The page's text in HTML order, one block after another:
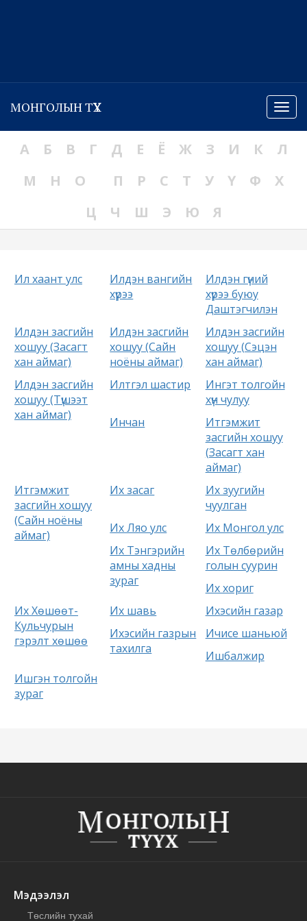
Menu
МОНГОЛЫН ТҮҮХ
А Б В Г Д Е Ё Ж З И К
Л
М
Н О П Р С Т У Ү Ф
Х
Ц
Ч Ш Э Ю Я
Ил хаант улс
Илдэн вангийн
хүрээ
Илдэн гүний
хүрээ буюу
Даштэгчилэн
Илдэн засгийн
хошуу (Засагт
хан аймаг)
Илдэн засгийн
хошуу (Сайн
ноёны аймаг)
Илдэн засгийн
хошуу (Сэцэн
хан аймаг)
Илдэн засгийн
хошуу (Түшээт
хан аймаг)
Илтгэл шастир
Ингэт толгойн
хүн чулуу
Инчан
Итгэмжит
засгийн хошуу
(Засагт хан
аймаг)
Итгэмжит
засгийн хошуу
(Сайн ноёны
аймаг)
Их засаг
Их зуугийн
чуулган
Их Ляо улс
Их Монгол улс
Их Тэнгэрийн
амны хадны
зураг
Их Төлбөрийн
голын суурин
Их хориг
Их Хөшөөт-
Кульчурын
гэрэлт хөшөө
Их шавь
Ихэсийн газар
Ихэсийн газрын
тахилга
Ичисе шаньюй
Ишбалжир
Ишгэн толгойн
зураг
Мэдээлэл
Төслийн тухай